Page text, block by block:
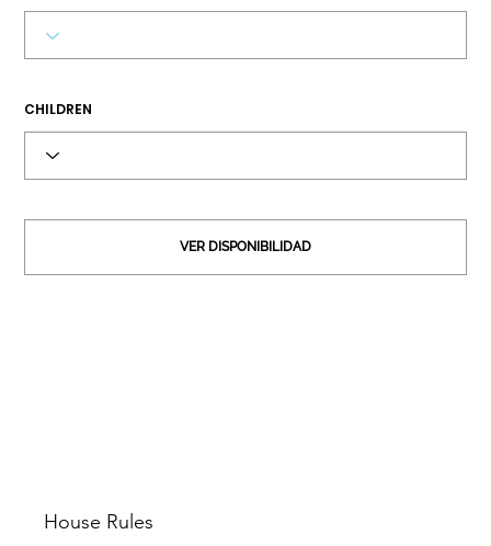
CHILDREN
VER DISPONIBILIDAD
House Rules